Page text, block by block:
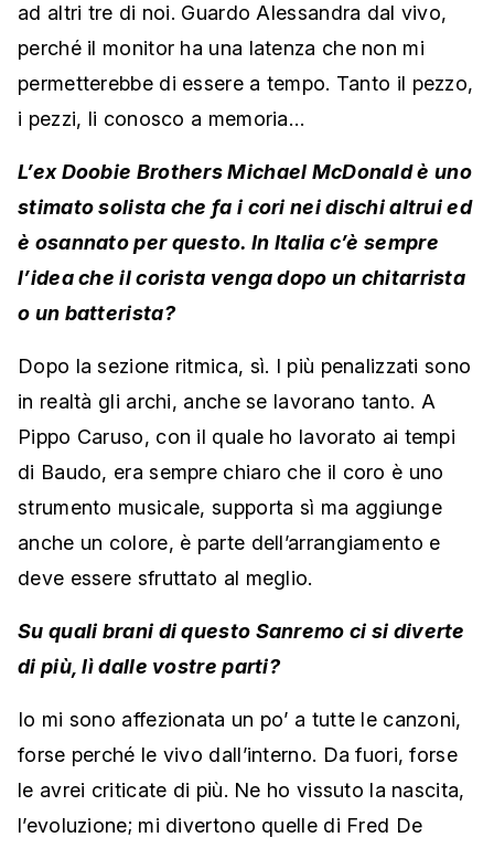
ad altri tre di noi. Guardo Alessandra dal vivo,
perché il monitor ha una latenza che non mi
permetterebbe di essere a tempo. Tanto il pezzo,
i pezzi, li conosco a memoria…
L’ex Doobie Brothers Michael McDonald è uno
stimato solista che fa i cori nei dischi altrui ed
è osannato per questo. In Italia c’è sempre
l’idea che il corista venga dopo un chitarrista
o un batterista?
Dopo la sezione ritmica, sì. I più penalizzati sono
in realtà gli archi, anche se lavorano tanto. A
Pippo Caruso, con il quale ho lavorato ai tempi
di Baudo, era sempre chiaro che il coro è uno
strumento musicale, supporta sì ma aggiunge
anche un colore, è parte dell’arrangiamento e
deve essere sfruttato al meglio.
Su quali brani di questo Sanremo ci si diverte
di più, lì dalle vostre parti?
Io mi sono affezionata un po’ a tutte le canzoni,
forse perché le vivo dall’interno. Da fuori, forse
le avrei criticate di più. Ne ho vissuto la nascita,
l’evoluzione; mi divertono quelle di Fred De